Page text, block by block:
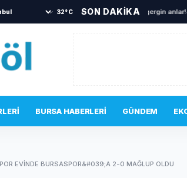
32°C SON DAKİKA
Devlet Hastanesi acil servisinde gergin anlar!•
BURSA HABERLERI GÜNDEM
EVINDE BURSASPOR&#039;A 2-0 MAĞLUP OLDU